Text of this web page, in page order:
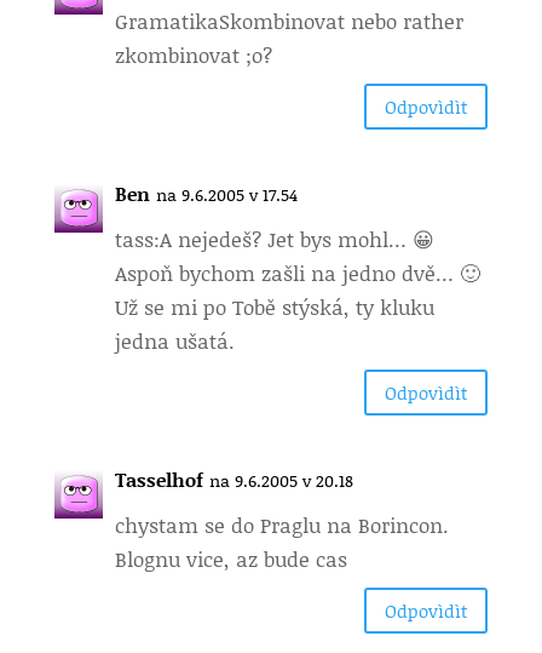
GramatikaSkombinovat nebo rather
zkombinovat ;o?
Odpovìdìt
Ben na 9.6.2005 v 17.54
tass:A nejedeš? Jet bys mohl… 😀
Aspoň bychom zašli na jedno dvě… 🙂
Už se mi po Tobě stýská, ty kluku
jedna ušatá.
Odpovìdìt
Tasselhof na 9.6.2005 v 20.18
chystam se do Praglu na Borincon.
Blognu vice, az bude cas
Odpovìdìt